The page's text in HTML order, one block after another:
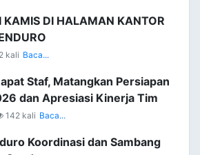
KAMIS DI HALAMAN KANTOR
kali Baca...
Staf, Matangkan Persiapan
dan Apresiasi Kinerja Tim
142 kali Baca...
Koordinasi dan Sambang